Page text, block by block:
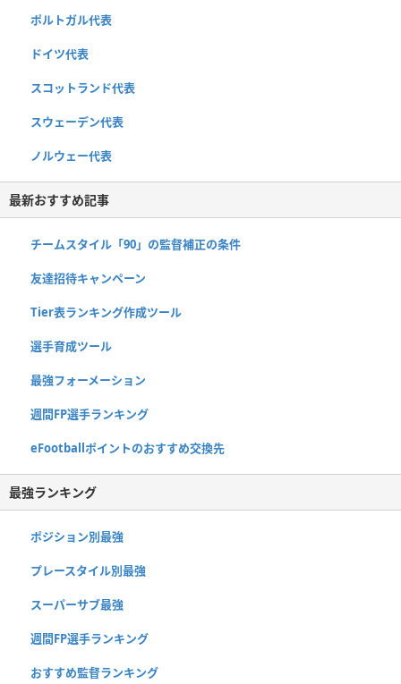
ポルトガル代表
ドイツ代表
スコットランド代表
スウェーデン代表
ノルウェー代表
最新おすすめ記事
チームスタイル「90」の監督補正の条件
友達招待キャンペーン
Tier表ランキング作成ツール
選手育成ツール
最強フォーメーション
週間FP選手ランキング
eFootballポイントのおすすめ交換先
最強ランキング
ポジション別最強
プレースタイル別最強
スーパーサブ最強
週間FP選手ランキング
おすすめ監督ランキング